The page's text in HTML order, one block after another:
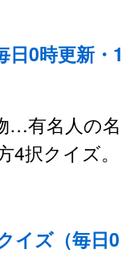
日0時更新・1
…有名人の名
択クイズ。
イズ（毎日0